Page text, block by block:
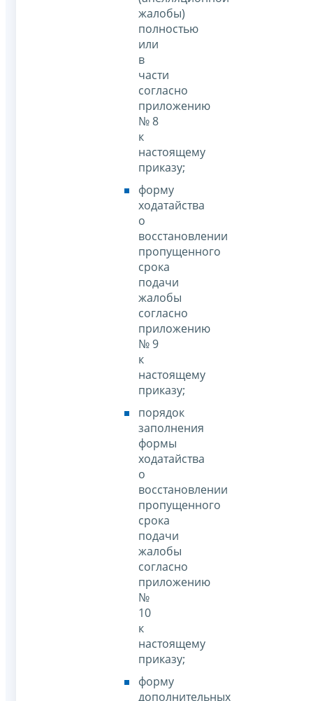
жалобы)
полностью
или
в
части
согласно
приложению
№ 8
к
настоящему
приказу;
форму
ходатайства
о
восстановлении
пропущенного
срока
подачи
жалобы
согласно
приложению
№ 9
к
настоящему
приказу;
порядок
заполнения
формы
ходатайства
о
восстановлении
пропущенного
срока
подачи
жалобы
согласно
приложению
№
10
к
настоящему
приказу;
форму
дополнительных